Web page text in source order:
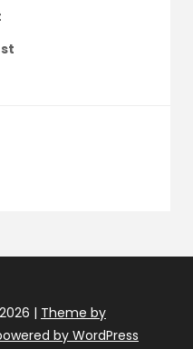
st
| Theme by
by WordPress